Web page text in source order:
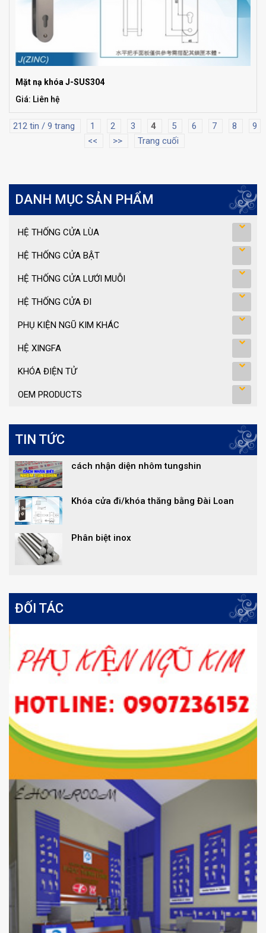
Mặt nạ khóa J-SUS304
Giá: Liên hệ
212 tin / 9 trang 1 2 3 4 5 6 7 8
9
<<
>> Trang cuối
DANH MỤC SẢN PHẨM
HỆ THỐNG CỬA LÙA
HỆ THỐNG CỬA BẬT
HỆ THỐNG CỬA LƯỚI MUỖI
HỆ THỐNG CỬA ĐI
PHỤ KIỆN NGŨ KIM KHÁC
HỆ XINGFA
KHÓA ĐIỆN TỬ
OEM PRODUCTS
TIN TỨC
cách nhận diện nhôm tungshin
Khóa cửa đi/khóa thăng bằng Đài Loan
Phân biệt inox
ĐỐI TÁC